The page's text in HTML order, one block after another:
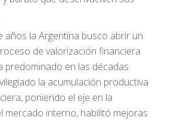
años la Argentina busco abrir un
de valorización financiera
predominado en las décadas
la acumulación productiva
poniendo el eje en la
mercado interno, habilitó mejoras